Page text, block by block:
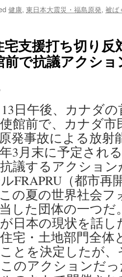
健康, 東日本大震災・福島原発, 被ば
宅支援打ち切り
前で抗議アクシ
日午後、カナダ
館前で、カナダ市
発事故による放射
3月末に予定され
議するアクショ
FRAPRU（都市再
の夏の世界社会フ
した団体の一つだ
日本の現状を話
宅・土地部門全体
とを決定したが
のアクションだ